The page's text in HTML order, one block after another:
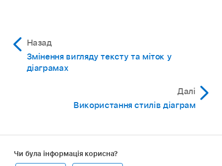
Назад
Змінення вигляду тексту та міток у
діаграмах
Далі
Використання стилів діаграм
Чи була інформація корисна?